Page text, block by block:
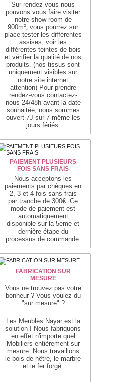
Sur rendez-vous nous
pouvons vous faire visiter
notre show-room de
900m², vous pourrez sur
place tester les différentes
assises, voir les
différentes teintes de bois
et vérifier la qualité de nos
produits. (nos tissus sont
uniquement visibles sur
notre site internet
attention) Pour prendre
rendez-vous contactez-
nous 24/48h avant la date
souhaitée, nous sommes
ouvert 7J sur 7 même les
jours fériés.
PAIEMENT PLUSIEURS
FOIS SANS FRAIS
Nous acceptons les
paiements par chèques en
2, 3 et 4 fois sans frais
par tranche de 300€. Ce
mode de paiement est
automatiquement
disponible sur la 5eme et
dernière étape du
processus de commande.
FABRICATION SUR
MESURE
Vous ne trouvez pas votre
bonheur ? Vous voulez du
"sur mesure" ?
Les Meubles Nayar est la
solution ! Nous fabriquons
en effet n'importe quel
Mobiliers entièrement sur
mesure. Nous travaillons
le bois de hêtre, le marbre
et le fer forgé.